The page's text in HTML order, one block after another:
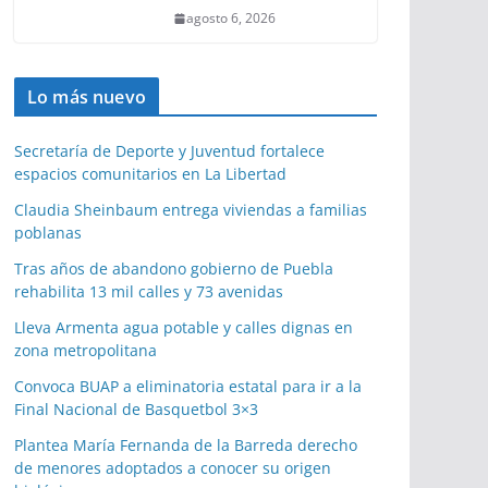
agosto 6, 2026
Lo más nuevo
Secretaría de Deporte y Juventud fortalece
espacios comunitarios en La Libertad
Claudia Sheinbaum entrega viviendas a familias
poblanas
Tras años de abandono gobierno de Puebla
rehabilita 13 mil calles y 73 avenidas
Lleva Armenta agua potable y calles dignas en
zona metropolitana
Convoca BUAP a eliminatoria estatal para ir a la
Final Nacional de Basquetbol 3×3
Plantea María Fernanda de la Barreda derecho
de menores adoptados a conocer su origen